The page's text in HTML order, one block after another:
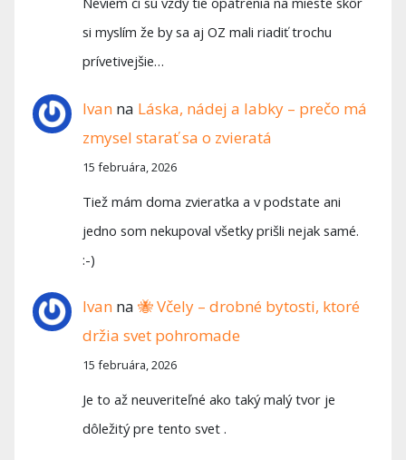
si myslím že by sa aj OZ mali riadiť trochu
prívetivejšie…
Ivan na Láska, nádej a labky – prečo má
zmysel starať sa o zvieratá
15 februára, 2026
Tiež mám doma zvieratka a v podstate ani
jedno som nekupoval všetky prišli nejak samé.
:-)
Ivan na🐝 Včely – drobné bytosti, ktoré
držia svet pohromade
15 februára, 2026
Je to až neuveriteľné ako taký malý tvor je
dôležitý pre tento svet .